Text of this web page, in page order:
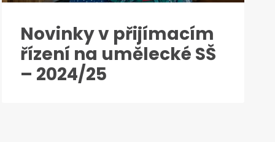
Novinky v přijímacím
řízení na umělecké SŠ
– 2024/25